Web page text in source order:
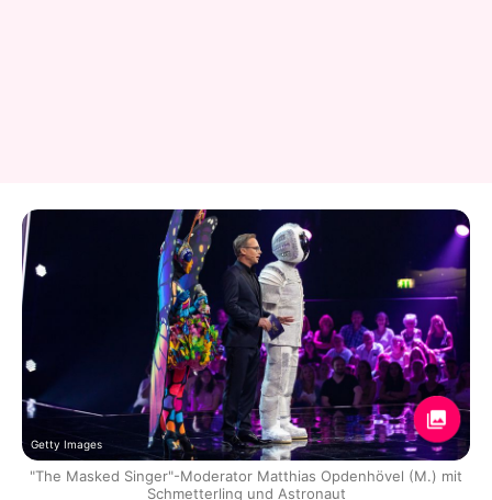
Getty Images
"The Masked Singer"-Moderator Matthias Opdenhövel (M.) mit
Schmetterling und Astronaut